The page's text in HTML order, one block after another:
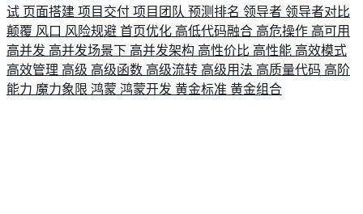
试 页面搭建 项目交付 项目团队 预测排名 领导者 领导者对比
颠覆 风口 风险规避 首页优化 高低代码融合 高危操作 高可用
高并发 高并发场景下 高并发架构 高性价比 高性能 高效模式
高效管理 高级 高级函数 高级流转 高级用法 高质量代码 高阶
能力 魔力象限 鸿蒙 鸿蒙开发 黄金标准 黄金组合